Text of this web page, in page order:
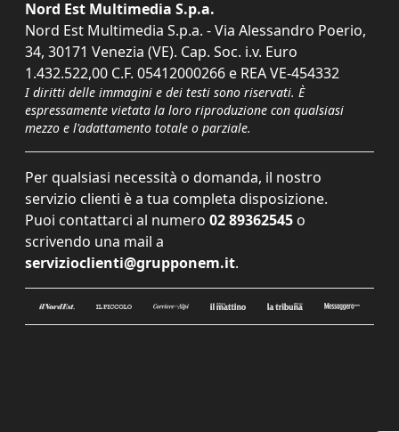
Nord Est Multimedia S.p.a.
Nord Est Multimedia S.p.a. - Via Alessandro Poerio,
34, 30171 Venezia (VE). Cap. Soc. i.v. Euro
1.432.522,00 C.F. 05412000266 e REA VE-454332
I diritti delle immagini e dei testi sono riservati. È
espressamente vietata la loro riproduzione con qualsiasi
mezzo e l'adattamento totale o parziale.
Per qualsiasi necessità o domanda, il nostro
servizio clienti è a tua completa disposizione.
Puoi contattarci al numero 02 89362545 o
scrivendo una mail a
servizioclienti@grupponem.it.